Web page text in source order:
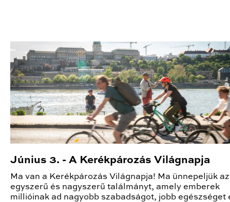
Június 3. - A Kerékpározás Világnapja
Ma van a Kerékpározás Világnapja! Ma ünnepeljük
egyszerű és nagyszerű találmányt, amely emberek
millióinak ad nagyobb szabadságot, jobb egészséget